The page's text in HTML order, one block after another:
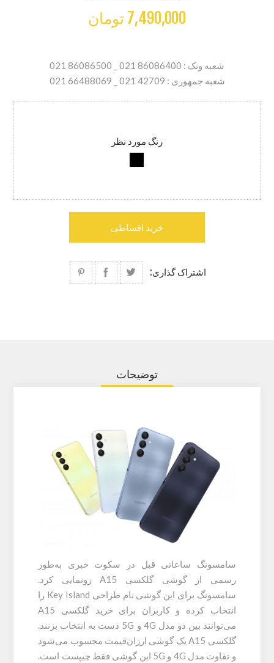
7,490,000 تومان
شعبه ونک : 86086400 021 _ 86086500 021
شعبه جمهوری : 42709 021 _ 66488069 021
رنگ مورد نظر
خرید اقساطی
اشتراک گذاری:
توضیحات
سامسونگ ساعاتی قبل در سکوت خبری به‌طور
رسمی از گوشی گلکسی A15 رونمایی کرد.
سامسونگ برای این گوشی نام طراحی Key Island را
انتخاب کرده و کاربران برای خرید گلکسی A15
می‌توانند بین دو مدل 4G و 5G دست به انتخاب بزنند.
گلکسی A15 یک گوشی ارزان‌قیمت محسوب می‌شود
و تفاوت مدل 4G و 5G این گوشی فقط چیپست است.